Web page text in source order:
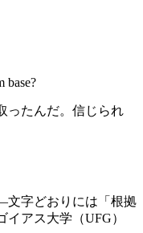
base?
ったんだ。信じられ
字どおりには「根拠
アス大学（UFG）